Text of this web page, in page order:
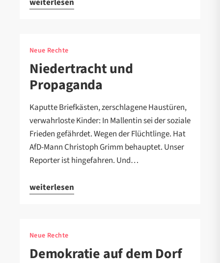
Neue Rechte
Niedertracht und
Propaganda
Kaputte Briefkästen, zerschlagene Haustüren,
verwahrloste Kinder: In Mallentin sei der soziale
Frieden gefährdet. Wegen der Flüchtlinge. Hat
AfD-Mann Christoph Grimm behauptet. Unser
Reporter ist hingefahren. Und…
weiterlesen
Neue Rechte
Demokratie auf dem Dorf